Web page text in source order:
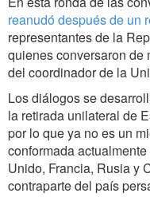
reanudó después de un
representantes de la
quienes conversaron de
del coordinador de la
Los diálogos se
la retirada unilateral de
por lo que ya no es un
conformada
Unido, Francia, Rusia y
contraparte del país